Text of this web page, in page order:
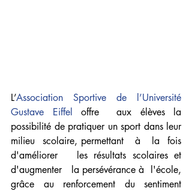
L’Association Sportive de l’Université
Gustave Eiffel offre  aux élèves la
possibilité de pratiquer un sport dans leur
milieu  scolaire, permettant   à   la  fois
d'améliorer   les résultats scolaires et
d'augmenter   la persévérance à  l'école,
grâce  au  renforcement  du  sentiment